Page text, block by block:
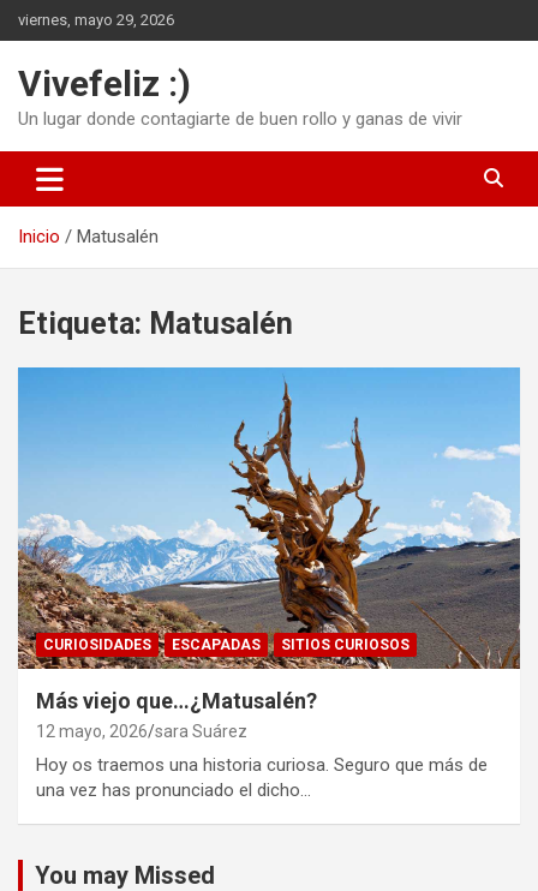
Saltar
al
viernes, mayo 29, 2026
Vivefeliz :)
Un lugar donde contagiarte de buen rollo y ganas de vivir
Inicio Matusalén
Etiqueta: Matusalén
CURIOSIDADES ESCAPADAS SITIOS CURIOSOS
Más viejo que…¿Matusalén?
12 mayo, 2026 sara Suárez
Hoy os traemos una historia curiosa. Seguro que más de
una vez has pronunciado el dicho…
You may Missed